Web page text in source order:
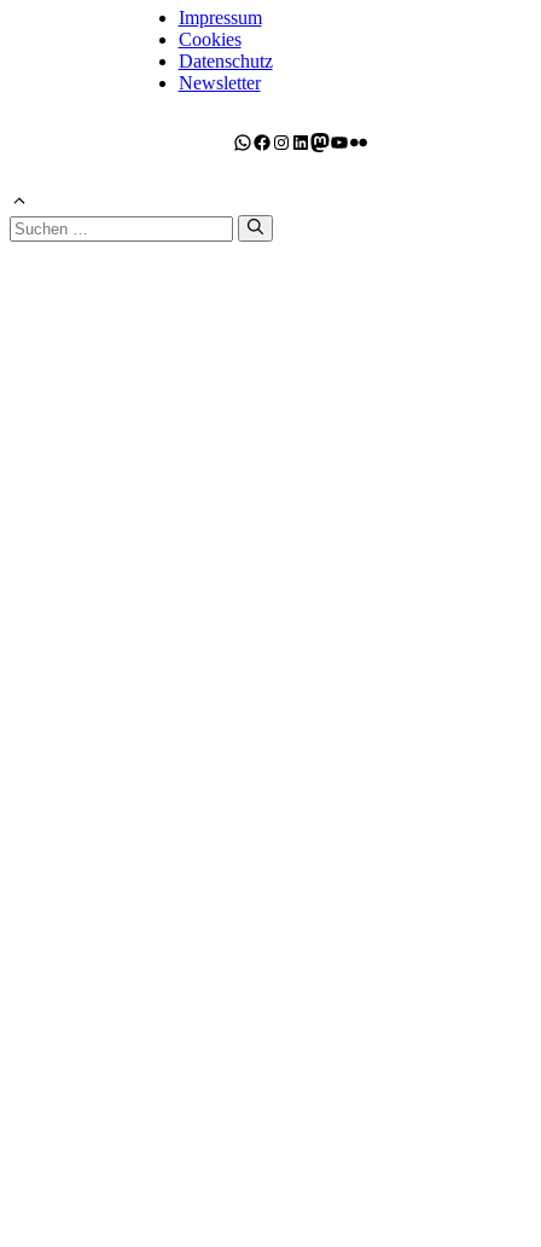
Impressum
Cookies
Datenschutz
Newsletter
WhatsApp
Facebook
Instagram
LinkedIn
Mastodon
YouTube
Flickr
Suchen
nach: